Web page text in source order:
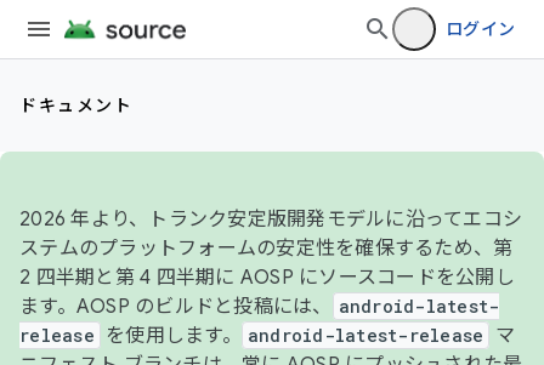
ログイン
ドキュメント
2026 年より、トランク安定版開発モデルに沿ってエコシ
ステムのプラットフォームの安定性を確保するため、第
2 四半期と第 4 四半期に AOSP にソースコードを公開し
ます。AOSP のビルドと投稿には、
android-latest-
release
を使用します。 android-latest-release
マ